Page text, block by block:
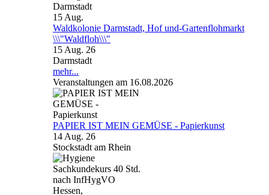
Darmstadt
15 Aug.
Waldkolonie Darmstadt, Hof und-Gartenflohmarkt
\\\"Waldfloh\\\"
15 Aug. 26
Darmstadt
mehr...
Veranstaltungen am 16.08.2026
PAPIER IST MEIN GEMÜSE - Papierkunst
14 Aug. 26
Stockstadt am Rhein